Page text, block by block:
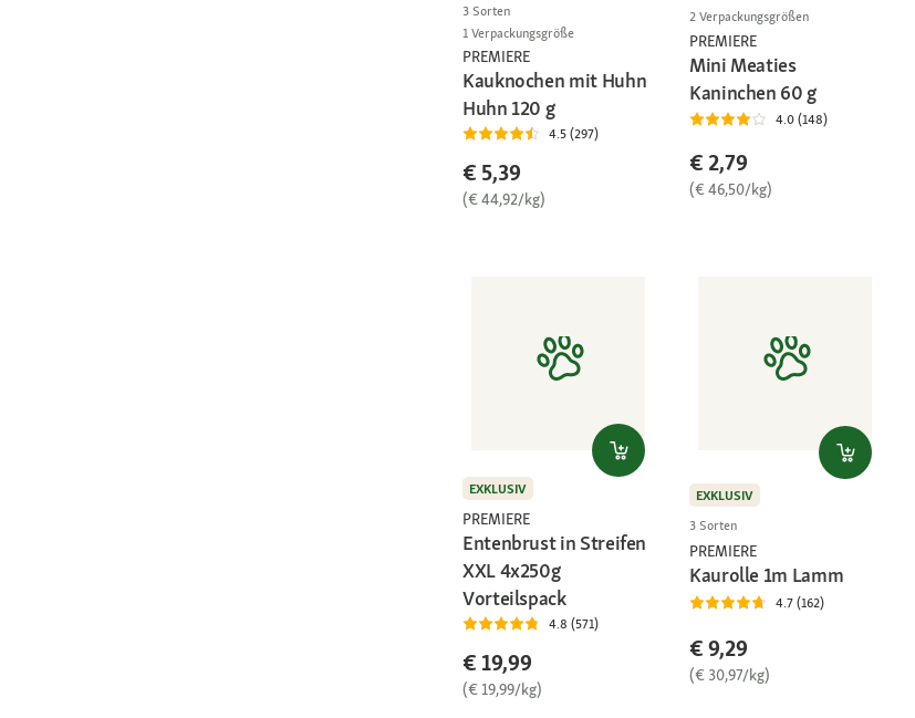
3 Sorten
1 Verpackungsgröße
PREMIERE
Kauknochen mit Huhn
Huhn 120 g
4.5 (297)
€ 5,39
(€ 44,92/kg)
2 Verpackungsgrößen
PREMIERE
Mini Meaties
Kaninchen 60 g
4.0 (148)
€ 2,79
(€ 46,50/kg)
EXKLUSIV
PREMIERE
Entenbrust in Streifen
XXL 4x250g
Vorteilspack
4.8 (571)
€ 19,99
(€ 19,99/kg)
EXKLUSIV
3 Sorten
PREMIERE
Kaurolle 1m Lamm
4.7 (162)
€ 9,29
(€ 30,97/kg)